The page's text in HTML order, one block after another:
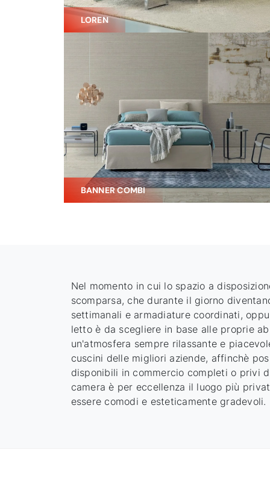
LOREN
BANNER COMBI
Nel momento in cui lo spazio a
scomparsa, che durante il giorno
settimanali e armadiature coordinati,
letto è da scegliere in base alle proprie
un'atmosfera sempre rilassante e
cuscini delle migliori aziende, affinchè
disponibili in commercio completi o privi
camera è per eccellenza il luogo più
essere comodi e esteticamente gradevoli.